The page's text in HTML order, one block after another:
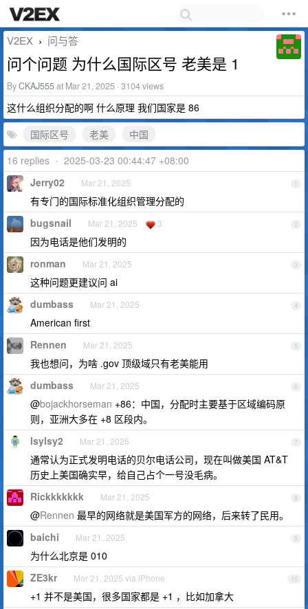
V2EX › 问与答
问个问题 为什么国际区号 老美是 1
ByCKAJ555at Mar 21, 2025 · 3104 views
这什么组织分配的啊 什么原理 我们国家是 86
国际区号
老美
中国
16 replies • 2025-03-23 00:44:47 +08:00
1
Jerry02 Mar 21, 2025
有专门的国际标准化组织管理分配的
2
bugsnail Mar 21, 2025 3
因为电话是他们发明的
3
ronman Mar 21, 2025
这种问题更建议问 ai
4
dumbass Mar 21, 2025
American first
5
Rennen Mar 21, 2025
我也想问，为啥 .gov 顶级域只有老美能用
6
dumbass Mar 21, 2025
@bojackhorseman +86：中国，分配时主要基于区域编码原
则，亚洲大多在 +8 区段内。
7
lsylsy2 Mar 21, 2025
通常认为正式发明电话的贝尔电话公司，现在叫做美国 AT&T
历史上美国确实早，给自己占个一号没毛病。
8
Rickkkkkkk Mar 21, 2025
@Rennen 最早的网络就是美国军方的网络，后来转了民用。
9
baichi Mar 21, 2025
为什么北京是 010
10
ZE3kr Mar 21, 2025 via iPhone
+1 并不是美国，很多国家都是 +1 ，比如加拿大